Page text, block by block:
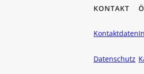
KONTAKT
Kontaktdaten
Datenschutz